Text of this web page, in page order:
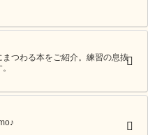
まつわる本をご紹介。練習の息抜